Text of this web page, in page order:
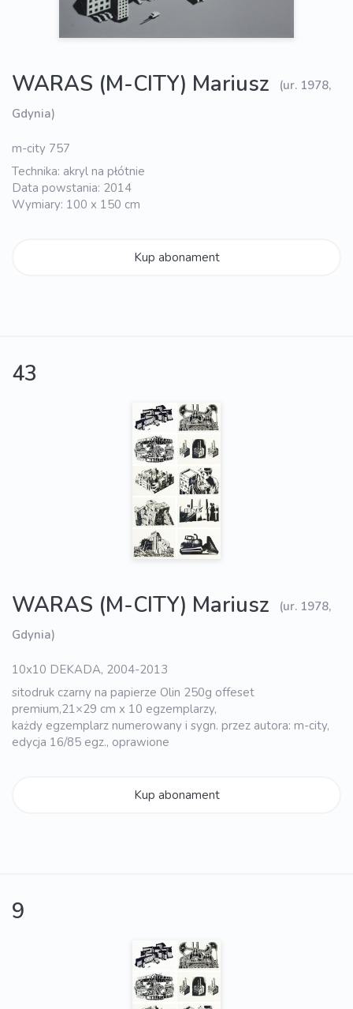
WARAS (M-CITY) Mariusz
(ur. 1978,
Gdynia)
m-city 757
Technika: akryl na płótnie
Data powstania: 2014
Wymiary: 100 x 150 cm
Kup abonament
43
WARAS (M-CITY) Mariusz
(ur. 1978,
Gdynia)
10x10 DEKADA, 2004-2013
sitodruk czarny na papierze Olin 250g offeset
premium,21×29 cm x 10 egzemplarzy,
każdy egzemplarz numerowany i sygn. przez autora: m-city,
edycja 16/85 egz., oprawione
Kup abonament
9